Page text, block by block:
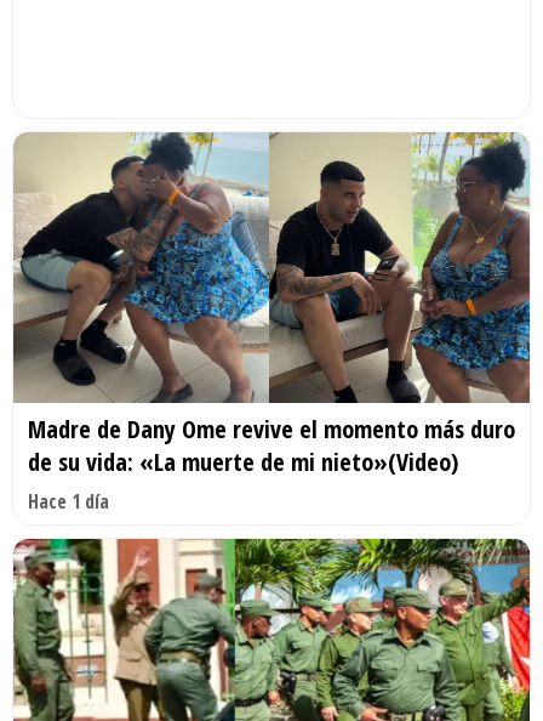
Madre de Dany Ome revive el momento más duro
de su vida: «La muerte de mi nieto»(Video)
Hace 1 día